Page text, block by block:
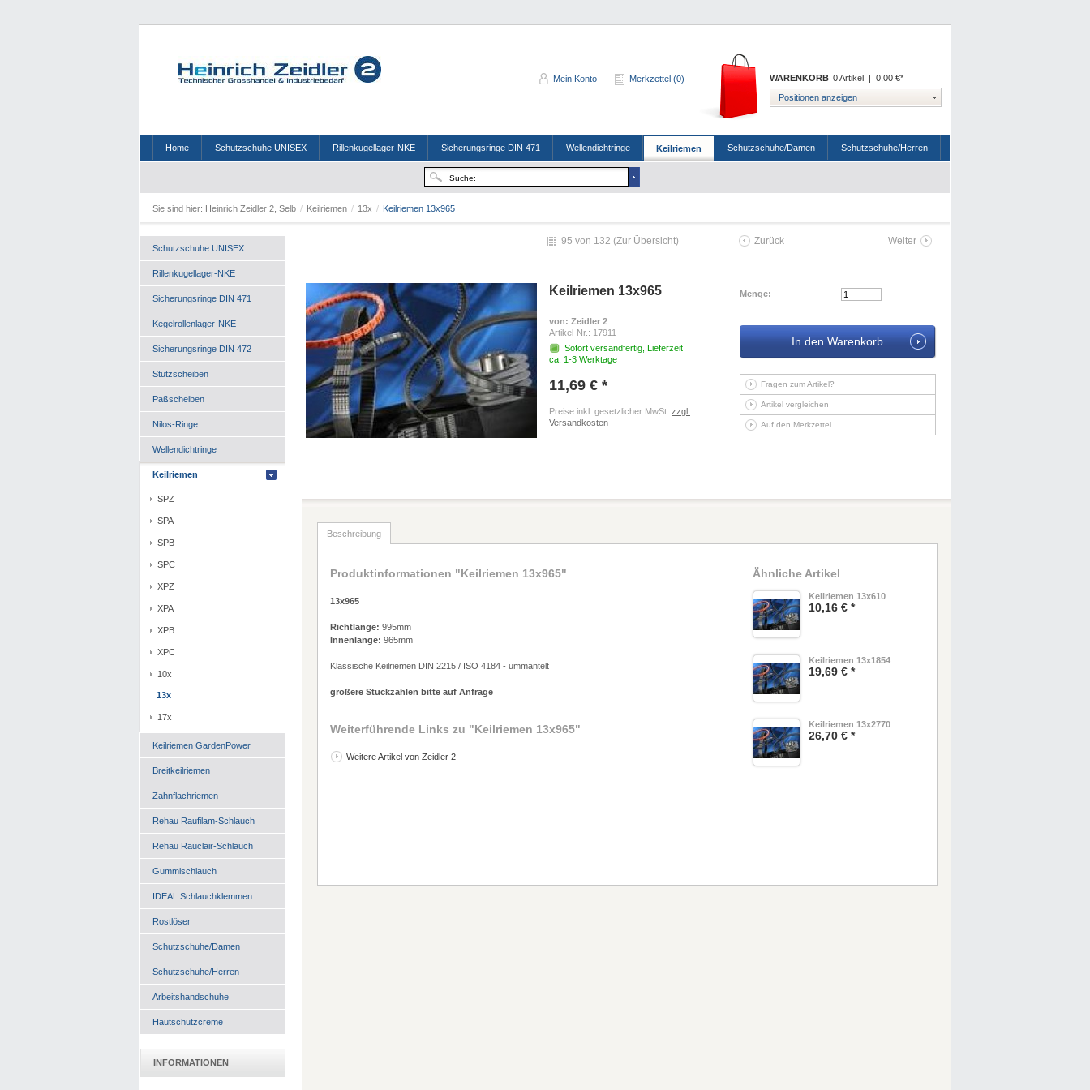
Mein Konto Merkzettel (0) WARENKORB 0 Artikel | 0,00 €*
Positionen anzeigen
Home Schutzschuhe UNISEX Rillenkugellager-NKE Sicherungsringe DIN 471 Wellendichtringe Keilriemen Schutzschuhe/Damen Schutzschuhe/Herren
Sie sind hier: Heinrich Zeidler 2, Selb / Keilriemen / 13x / Keilriemen 13x965
Schutzschuhe UNISEX
Rillenkugellager-NKE
Sicherungsringe DIN 471
Kegelrollenlager-NKE
Sicherungsringe DIN 472
Stützscheiben
Paßscheiben
Nilos-Ringe
Wellendichtringe
Keilriemen
SPZ
SPA
SPB
SPC
XPZ
XPA
XPB
XPC
10x
13x
17x
Keilriemen GardenPower
Breitkeilriemen
Zahnflachriemen
Rehau Raufilam-Schlauch
Rehau Rauclair-Schlauch
Gummischlauch
IDEAL Schlauchklemmen
Rostlöser
Schutzschuhe/Damen
Schutzschuhe/Herren
Arbeitshandschuhe
Hautschutzcreme
INFORMATIONEN
95 von 132 (Zur Übersicht) Zurück Weiter
Keilriemen 13x965
von: Zeidler 2
Artikel-Nr.: 17911
Sofort versandfertig, Lieferzeit
ca. 1-3 Werktage
11,69 € *
Preise inkl. gesetzlicher MwSt. zzgl.
Versandkosten
Menge:
Fragen zum Artikel?
Artikel vergleichen
Auf den Merkzettel
Beschreibung
Produktinformationen "Keilriemen 13x965"
13x965
Richtlänge: 995mm
Innenlänge: 965mm
Klassische Keilriemen DIN 2215 / ISO 4184 - ummantelt
größere Stückzahlen bitte auf Anfrage
Weiterführende Links zu "Keilriemen 13x965"
Weitere Artikel von Zeidler 2
Ähnliche Artikel
Keilriemen 13x610
10,16 € *
Keilriemen 13x1854
19,69 € *
Keilriemen 13x2770
26,70 € *